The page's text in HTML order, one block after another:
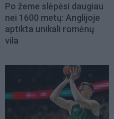
Po žeme slėpėsi daugiau
nei 1600 metų: Anglijoje
aptikta unikali romėnų
vila